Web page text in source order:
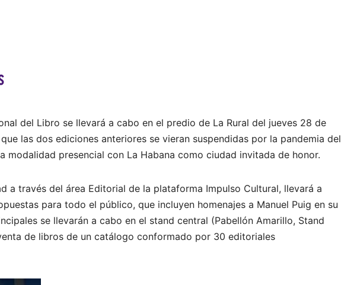
del Libro se llevará a cabo en el predio de La Rural del jueves 28 de
las dos ediciones anteriores se vieran suspendidas por la pandemia del
modalidad presencial con La Habana como ciudad invitada de honor.
a través del área Editorial de la plataforma Impulso Cultural, llevará a
para todo el público, que incluyen homenajes a Manuel Puig en su
se llevarán a cabo en el stand central (Pabellón Amarillo, Stand
de libros de un catálogo conformado por 30 editoriales